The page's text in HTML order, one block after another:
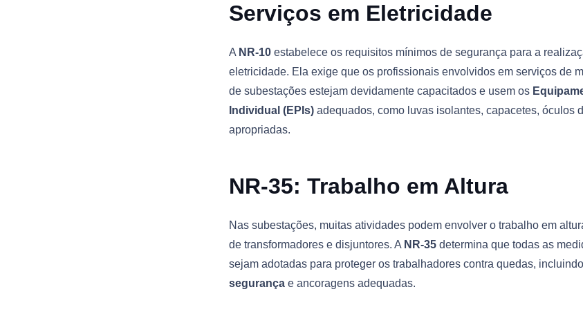
Serviços em Eletricidade
A NR-10estabelece os requisitos mínimos de segurança para a
eletricidade. Ela exige que os profissionais envolvidos em serviços de
de subestações estejam devidamente capacitados e usem os
Individual (EPIs)adequados, como luvas isolantes, capacetes, óculos
apropriadas.
NR-35: Trabalho em Altura
Nas subestações, muitas atividades podem envolver o trabalho em
de transformadores e disjuntores. A NR-35determina que todas as
sejam adotadas para proteger os trabalhadores contra quedas,
segurançae ancoragens adequadas.